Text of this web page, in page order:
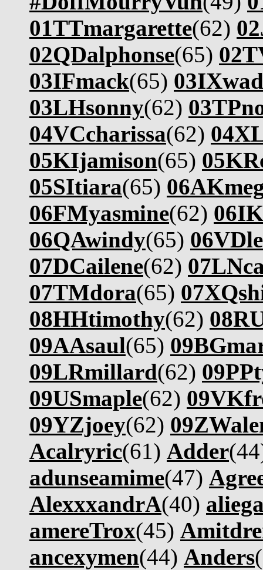
01TTmargarette(62)
02QDalphonse(65)
03IFmack(65)
03LHsonny(62)
04VCcharissa(62)
05KIjamison(65)
05SItiara(65)
06FMyasmine(62)
06QAwindy(65)
07DCailene(62)
07TMdora(65)
08HHtimothy(62)
09AAsaul(65)
09LRmillard(62)
09USmaple(62)
09YZjoey(62)
Acalryric(61) Adder
adunseamime(47)
AlexxxandrA(40)
amereTrox(45)
ancexymen(44) Anders